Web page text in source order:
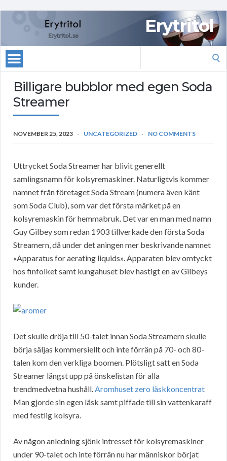
Erytritol
Billigare bubblor med egen Soda
Streamer
NOVEMBER 25, 2023 UNCATEGORIZED NO COMMENTS
Uttrycket Soda Streamer har blivit generellt
samlingsnamn för kolsyremaskiner. Naturligtvis kommer
namnet från företaget Soda Stream (numera även känt
som Soda Club), som var det första märket på en
kolsyremaskin för hemmabruk. Det var en man med namn
Guy Gilbey som redan 1903 tillverkade den första Soda
Streamern, då under det aningen mer beskrivande namnet
«Apparatus for aerating liquids». Apparaten blev omtyckt
hos finfolket samt kungahuset blev hastigt en av Gilbeys
kunder.
Det skulle dröja till 50-talet innan Soda Streamern skulle
börja säljas kommersiellt och inte förrän på 70- och 80-
talen kom den verkliga boomen. Plötsligt satt en Soda
Streamer längst upp på önskelistan för alla
trendmedvetna hushåll.Aromhuset zero läskkoncentrat
Man gjorde sin egen läsk samt piffade till sin vattenkaraff
med festlig kolsyra.
Av någon anledning sjönk intresset för kolsyremaskiner
under 90-talet och inte förrän nu har människor börjat